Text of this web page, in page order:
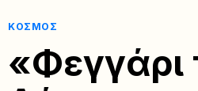
ΚΌΣΜΟΣ
«Φεγγάρι